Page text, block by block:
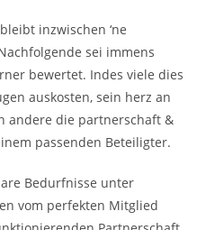
inzwischen ‘ne
sei immens
bewertet. Indes viele dies
auskosten, sein herz an
andere die partnerschaft &
passenden Beteiligter.
Bedurfnisse unter
vom perfekten Mitglied